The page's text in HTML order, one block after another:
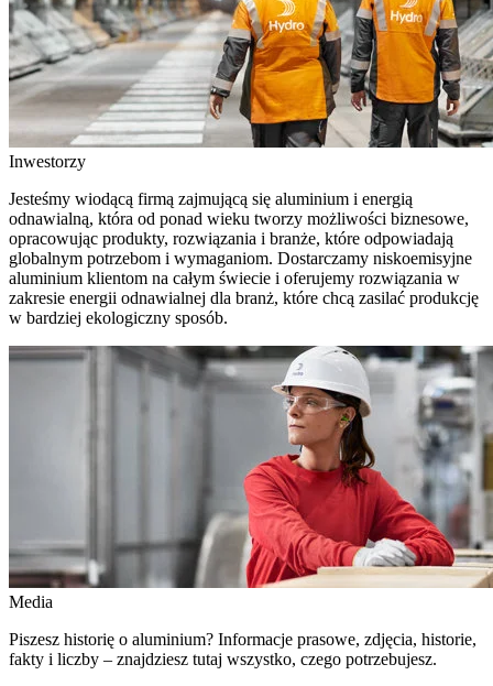
Inwestorzy
Jesteśmy wiodącą firmą zajmującą się aluminium i energią
odnawialną, która od ponad wieku tworzy możliwości biznesowe,
opracowując produkty, rozwiązania i branże, które odpowiadają
globalnym potrzebom i wymaganiom. Dostarczamy niskoemisyjne
aluminium klientom na całym świecie i oferujemy rozwiązania w
zakresie energii odnawialnej dla branż, które chcą zasilać produkcję
w bardziej ekologiczny sposób.
Media
Piszesz historię o aluminium? Informacje prasowe, zdjęcia, historie,
fakty i liczby – znajdziesz tutaj wszystko, czego potrzebujesz.